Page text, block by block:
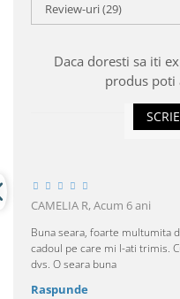
Review-uri(29)
Daca doresti sa iti
produs poti
CAMELIA R,Acum 6 ani
Buna seara, foarte multumita
cadoul pe care mi l-ati trimis.
dvs. O seara buna
Raspunde